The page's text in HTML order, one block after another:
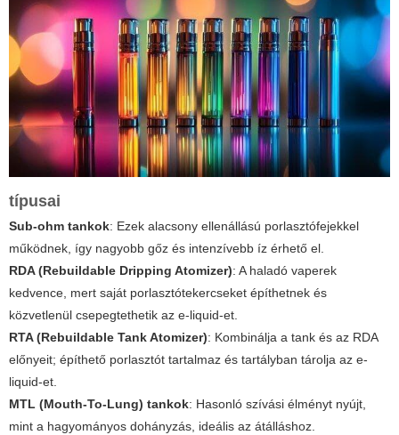
típusai
Sub-ohm tankok: Ezek alacsony ellenállású porlasztófejekkel
működnek, így nagyobb gőz és intenzívebb íz érhető el.
RDA (Rebuildable Dripping Atomizer): A haladó vaperek
kedvence, mert saját porlasztótekercseket építhetnek és
közvetlenül csepegtethetik az e-liquid-et.
RTA (Rebuildable Tank Atomizer): Kombinálja a tank és az RDA
előnyeit; építhető porlasztót tartalmaz és tartályban tárolja az e-
liquid-et.
MTL (Mouth-To-Lung) tankok: Hasonló szívási élményt nyújt,
mint a hagyományos dohányzás, ideális az átálláshoz.